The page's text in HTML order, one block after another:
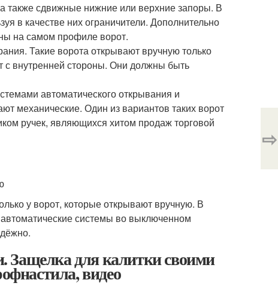
также сдвижные нижние или верхние запоры. В
в качестве них ограничители. Дополнительно
на самом профиле ворот.
Такие ворота открывают вручную только
с внутренней стороны. Они должны быть
автоматического открывания и
механические. Один из вариантов таких ворот
ручек, являющихся хитом продаж торговой
у ворот, которые открывают вручную. В
системы во выключенном
Защелка для калитки своими
видео
⇨